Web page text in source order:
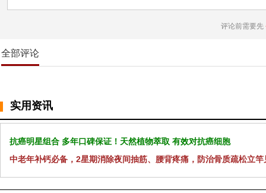
评论前需要先
全部评论
实用资讯
抗癌明星组合 多年口碑保证！天然植物萃取 有效对抗癌细胞
中老年补钙必备，2星期消除夜间抽筋、腰背疼痛，防治骨质疏松立竿